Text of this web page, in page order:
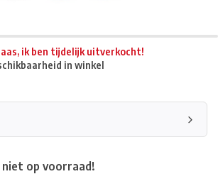
ik ben tijdelijk uitverkocht!
in winkel
niet op voorraad!